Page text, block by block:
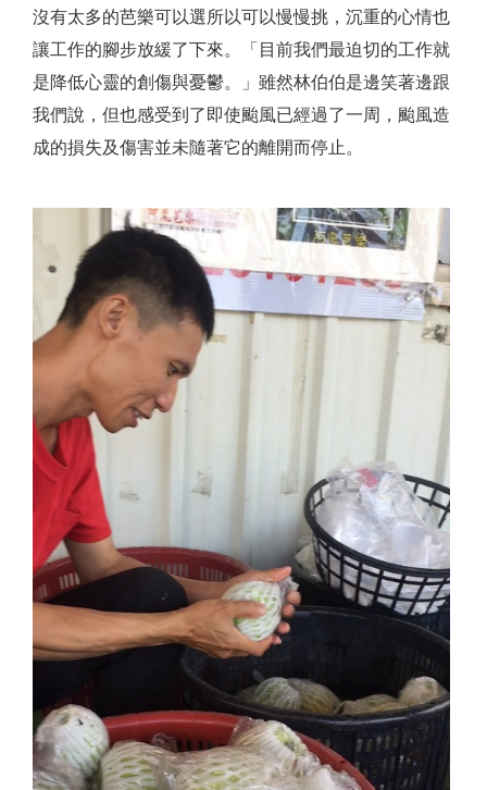
沒有太多的芭樂可以選所以可以慢慢挑，沉重的心情也
讓工作的腳步放緩了下來。「目前我們最迫切的工作就
是降低心靈的創傷與憂鬱。」雖然林伯伯是邊笑著邊跟
我們說，但也感受到了即使颱風已經過了一周，颱風造
成的損失及傷害並未隨著它的離開而停止。